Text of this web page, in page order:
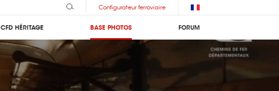
Configurateur ferroviaire
CFD HÉRITAGE BASE PHOTOS FORUM